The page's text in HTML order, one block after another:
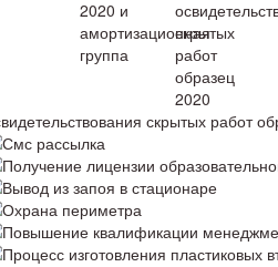
скрытых работ
Смс рассылка
Получение лицензии
Вывод из запоя в стационаре
Охрана периметра
Повышение квалификации
Процесс изготовления пластиковых